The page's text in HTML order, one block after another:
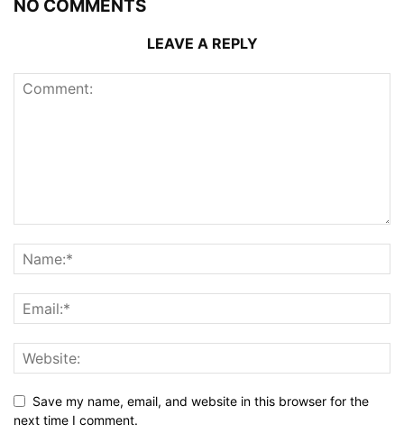
NO COMMENTS
LEAVE A REPLY
Save my name, email, and website in this browser for the
next time I comment.